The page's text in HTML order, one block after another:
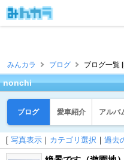
みんカラ ブログ ブログ一覧
nonchi
ブログ 愛車紹介 アルバ
[ 写真表示 ｜ カテゴリ選択 ｜ 過去